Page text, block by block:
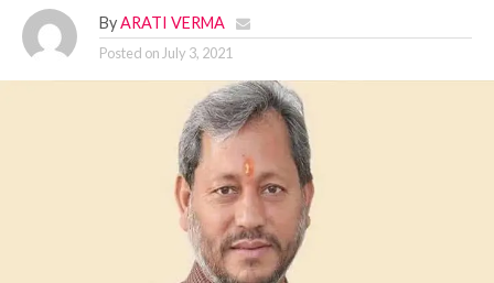
By ARATI VERMA
Posted on July 3, 2021